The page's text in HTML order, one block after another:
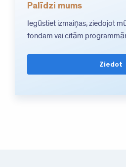
Palīdzi mums
Iegūstiet izmaiņas, ziedojot
fondam vai citām
Ziedot